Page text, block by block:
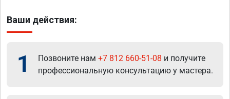
Ваши действия:
1 Позвоните нам +7 812 660-51-08 и получите
профессиональную консультацию у мастера.